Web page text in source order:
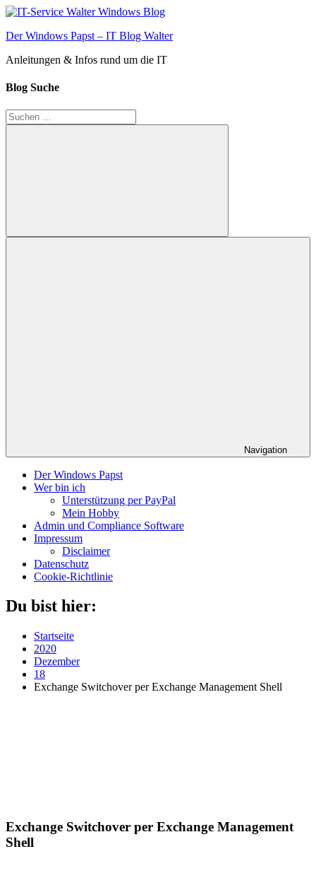
Zum
springen
Der Windows Papst – IT Blog Walter
Anleitungen & Infos rund um die IT
Blog Suche
Suchen
nach:
Suchen
Navigation
Der Windows Papst
Wer bin ich
Unterstützung per PayPal
Mein Hobby
Admin und Compliance Software
Impressum
Disclaimer
Datenschutz
Cookie-Richtlinie
Du bist hier:
Startseite
2020
Dezember
18
Exchange Switchover per Exchange Management Shell
Exchange Switchover per Exchange Management
Shell